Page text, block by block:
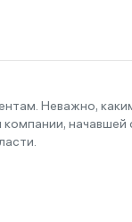
Неважно,
начавшей